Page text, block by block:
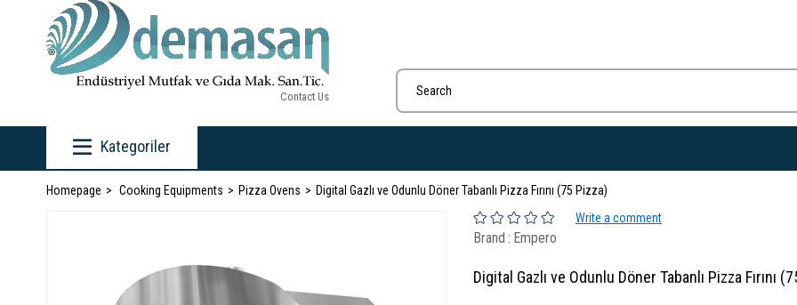
Contact Us
Kategoriler
Homepage Cooking Equipments Pizza Ovens Digital Gazlı ve Odunlu Döner Tabanlı Pizza Fırını (75 Pizza)
Write a comment
Brand : Empero
Digital Gazlı ve Odunlu Döner Tabanlı Pizza Fırını